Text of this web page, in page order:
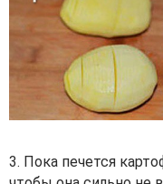
3. Пока печется